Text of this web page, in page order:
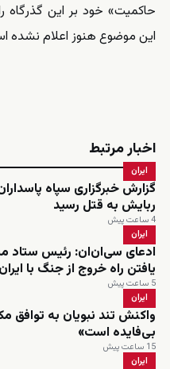
حاکمیت» خود بر این گذرگاه
این موضوع هنوز اعلام نشده
اخبار مرتبط
ایران
گزارش خبرگزاری سپاه
ربایش به قتل رسید
4 ساعت پیش
ایران
ادعای سی‌ان‌ان: رئیس ستاد
یافتن راه خروج از جنگ با
5 ساعت پیش
ایران
واکنش تند نبویان به توافق
بی‌فایده است»
15 ساعت پیش
ایران